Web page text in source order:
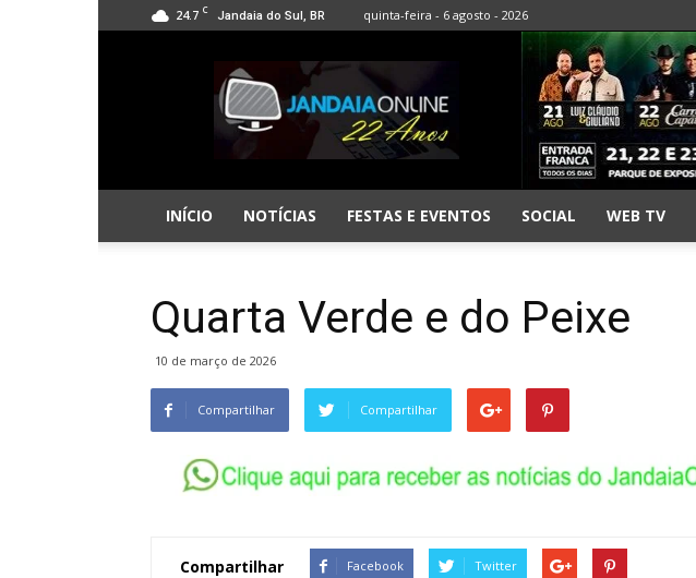
24.7 C Jandaia do Sul, BR quinta-feira - 6 agosto - 2026
Jandaia
Online
INÍCIO NOTÍCIAS FESTAS E EVENTOS SOCIAL WEB TV
Quarta Verde e do Peixe
10 de março de 2026
Compartilhar Compartilhar
Compartilhar Facebook Twitter